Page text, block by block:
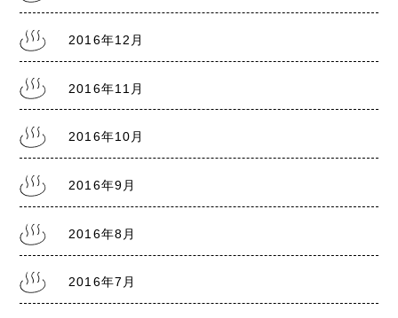
2016年12月
2016年11月
2016年10月
2016年9月
2016年8月
2016年7月